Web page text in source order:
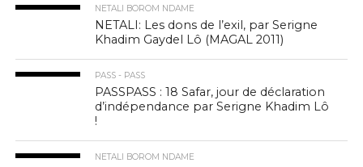
NETALI BOROM NDAME
NETALI: Les dons de l’exil, par Serigne
Khadim Gaydel Lô (MAGAL 2011)
PASS - PASS
PASSPASS : 18 Safar, jour de déclaration
d’indépendance par Serigne Khadim Lô
!
NETALI BOROM NDAME